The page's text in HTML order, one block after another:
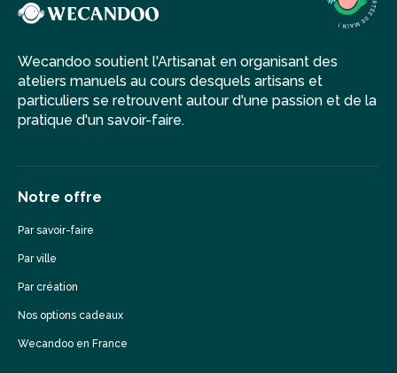
Wecandoo soutient l'Artisanat en organisant des
ateliers manuels au cours desquels artisans et
particuliers se retrouvent autour d'une passion et de la
pratique d'un savoir-faire.
Notre offre
Par savoir-faire
Par ville
Par création
Nos options cadeaux
Wecandoo en France